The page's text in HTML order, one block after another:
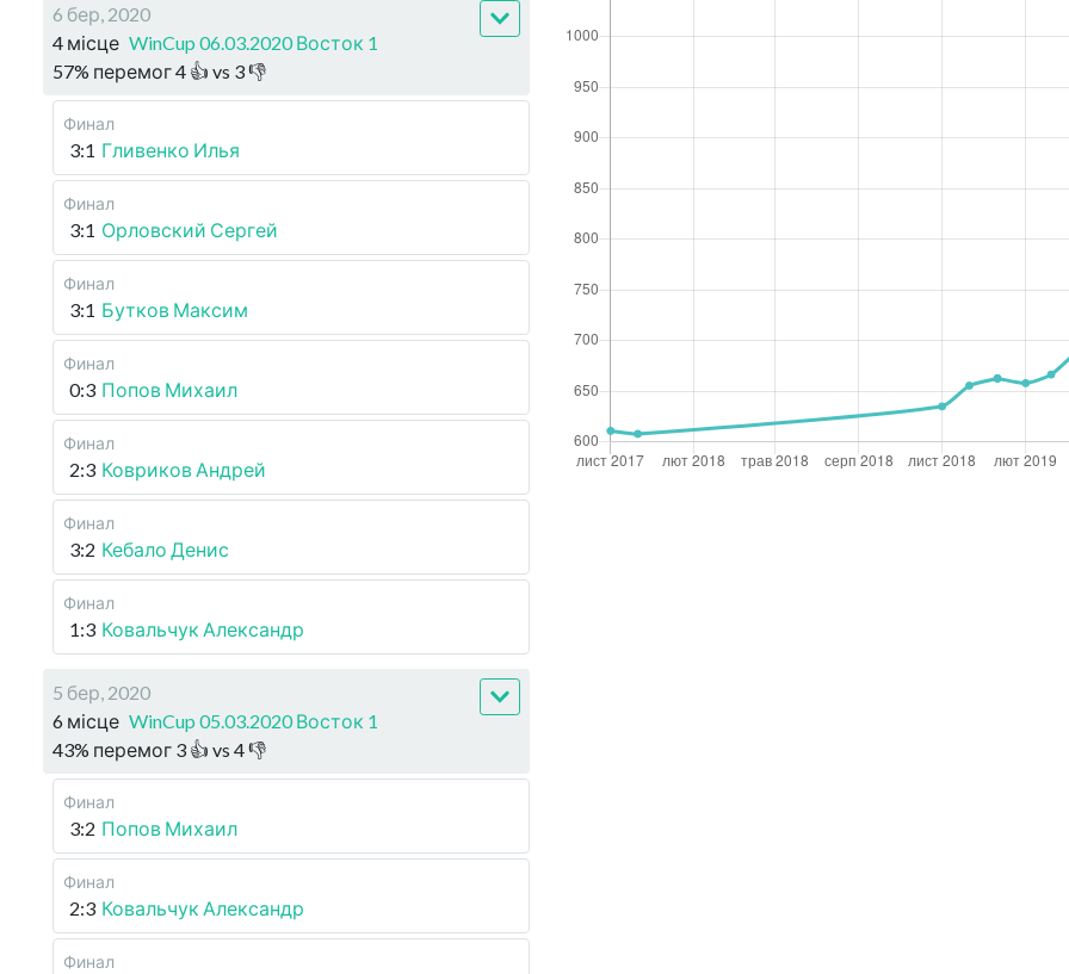
6 бер, 2020
4 місце WinCup 06.03.2020 Восток 1
57% перемог4 👍 vs 3👎
Финал
3:1 Гливенко Илья
Финал
3:1 Орловский Сергей
Финал
3:1 Бутков Максим
Финал
0:3 Попов Михаил
Финал
2:3 Ковриков Андрей
Финал
3:2 Кебало Денис
Финал
1:3 Ковальчук Александр
5 бер, 2020
6 місце WinCup 05.03.2020 Восток 1
43% перемог 3 👍 vs 4👎
Финал
3:2 Попов Михаил
Финал
2:3 Ковальчук Александр
Финал